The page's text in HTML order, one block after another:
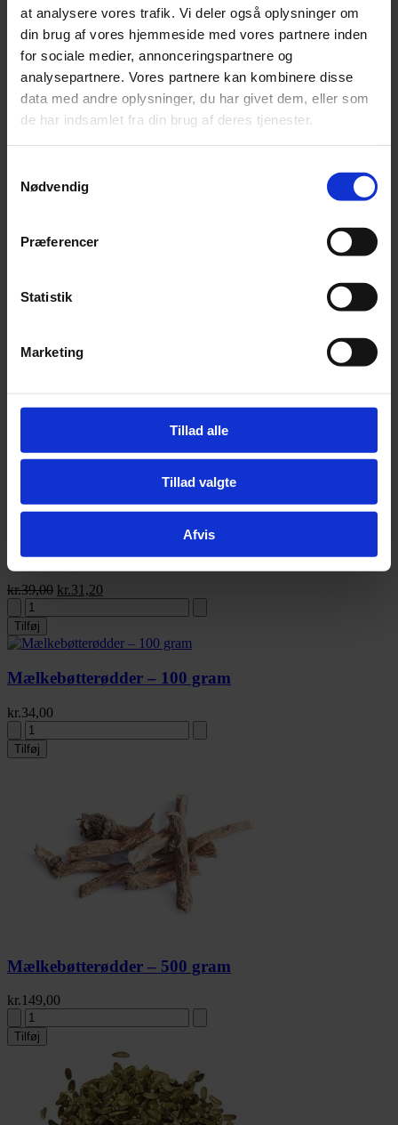
at analysere vores trafik. Vi deler også oplysninger om
din brug af vores hjemmeside med vores partnere inden
for sociale medier, annonceringspartnere og
analysepartnere. Vores partnere kan kombinere disse
data med andre oplysninger, du har givet dem, eller som
de har indsamlet fra din brug af deres tjenester.
Nødvendig
Præferencer
Statistik
Marketing
Tillad alle
Tillad valgte
Afvis
29,00
Tilføj
Little Melorme Snack – 70 gram til hamstere, rotter,
Tilføj
Little One Insect Mix – 75 gram BF. 09.26
kr.39,00 kr.31,20
Tilføj
Mælkebøtterødder – 100 gram
kr.34,00
Tilføj
Mælkebøtterødder – 500 gram
kr.149,00
Tilføj